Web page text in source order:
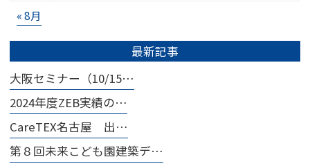
« 8月
最新記事
大阪セミナー（10/15…
2024年度ZEB実績の…
CareTEX名古屋 出…
第８回未来こども園建築デ…